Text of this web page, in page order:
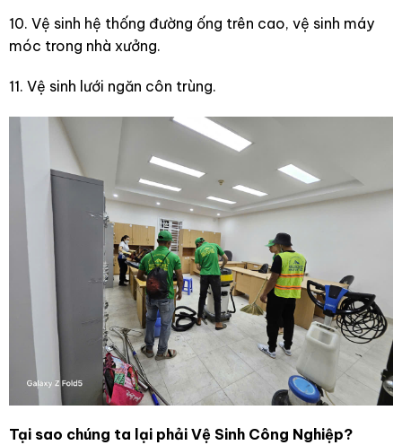
10. Vệ sinh hệ thống đường ống trên cao, vệ sinh máy
móc trong nhà xưởng.
11. Vệ sinh lưới ngăn côn trùng.
Tại sao chúng ta lại phải Vệ Sinh Công Nghiệp?